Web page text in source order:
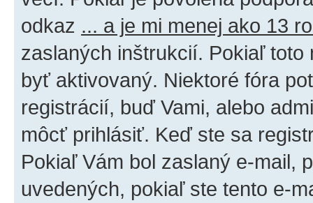
odkaz ... a je mi menej ako 13
zaslaných inštrukcií. Pokiaľ
byť aktivovaný. Niektoré fóra
registrácií, buď Vami, alebo
môcť prihlásiť. Keď ste sa
Pokiaľ Vám bol zaslaný e-mail,
uvedených, pokiaľ ste tento e-